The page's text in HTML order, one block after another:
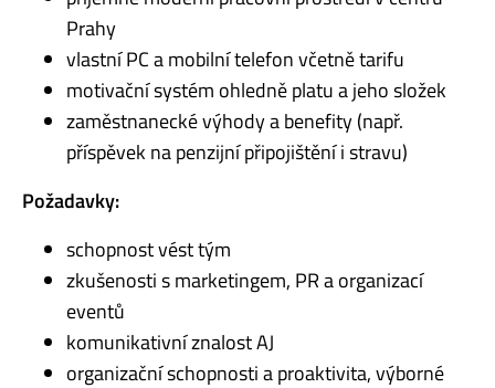
Prahy
vlastní PC a mobilní telefon včetně tarifu
motivační systém ohledně platu a jeho složek
zaměstnanecké výhody a benefity (např.
příspěvek na penzijní připojištění i stravu)
Požadavky:
schopnost vést tým
zkušenosti s marketingem, PR a organizací
eventů
komunikativní znalost AJ
organizační schopnosti a proaktivita, výborné